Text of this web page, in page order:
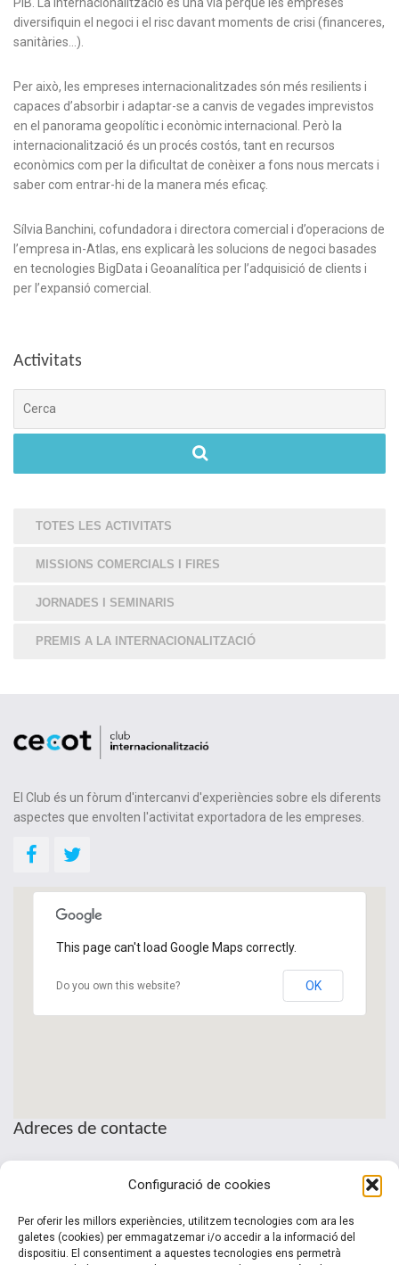
Configuració de cookies
Per oferir les millors experiències, utilitzem tecnologies com ara les
galetes (cookies) per emmagatzemar i/o accedir a la informació del
dispositiu. El consentiment a aquestes tecnologies ens permetrà
diversifiquin el negoci i el risc davant moments de crisi (financeres,
sanitàries…).
Per això, les empreses internacionalitzades són més resilients i
capaces d’absorbir i adaptar-se a canvis de vegades imprevistos
en el panorama geopolític i econòmic internacional. Però la
internacionalització és un procés costós, tant en recursos
econòmics com per la dificultat de conèixer a fons nous mercats i
saber com entrar-hi de la manera més eficaç.
Sílvia Banchini, cofundadora i directora comercial i d’operacions de
l’empresa in-Atlas, ens explicarà les solucions de negoci basades
en tecnologies BigData i Geoanalítica per l’adquisició de clients i
per l’expansió comercial.
Activitats
TOTES LES ACTIVITATS
MISSIONS COMERCIALS I FIRES
JORNADES I SEMINARIS
PREMIS A LA INTERNACIONALITZACIÓ
El Club és un fòrum d'intercanvi d'experiències sobre els diferents
aspectes que envolten l'activitat exportadora de les empreses.
This page can't load Google Maps correctly.
Do you own this website? OK
Adreces de contacte
Telèfon: (+34) 937 361 100